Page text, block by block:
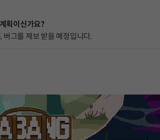
획이신가요?
버그를 제보 받을 예정입니다.